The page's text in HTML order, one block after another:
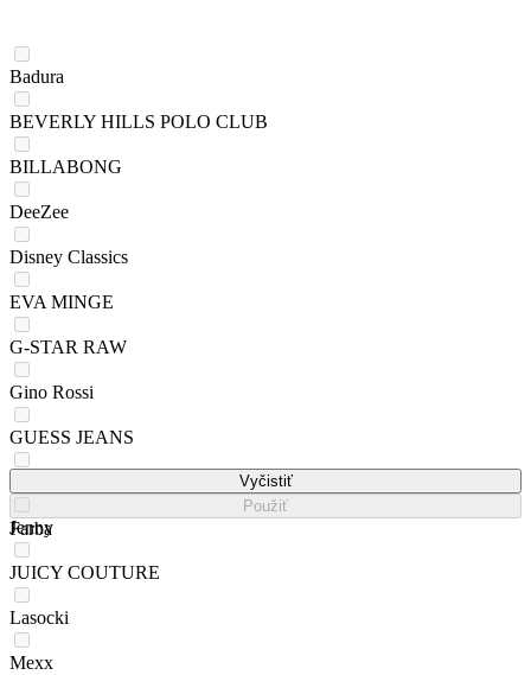
Badura
BEVERLY HILLS POLO CLUB
BILLABONG
DeeZee
Disney Classics
EVA MINGE
G-STAR RAW
Gino Rossi
GUESS JEANS
Jenny
JUICY COUTURE
Lasocki
Mexx
Vyčistiť
Použiť
Farba